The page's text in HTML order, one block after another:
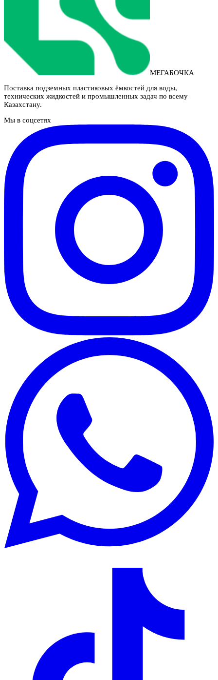
МЕГАБОЧКА
Поставка подземных пластиковых ёмкостей для воды,
технических жидкостей и промышленных задач по всему
Казахстану.
Мы в соцсетях